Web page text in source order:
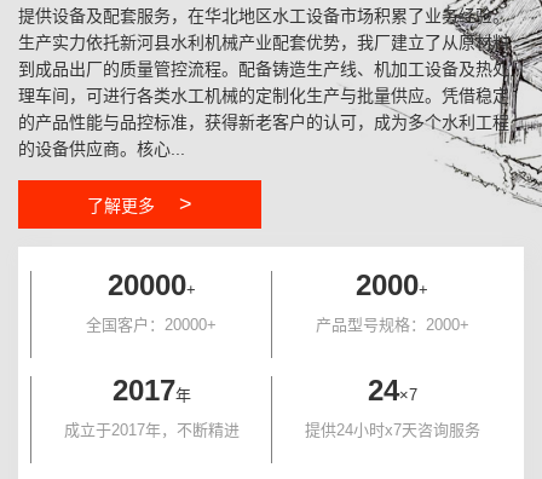
提供设备及配套服务，在华北地区水工设备市场积累了业务经验。
生产实力依托新河县水利机械产业配套优势，我厂建立了从原材料
到成品出厂的质量管控流程。配备铸造生产线、机加工设备及热处
理车间，可进行各类水工机械的定制化生产与批量供应。凭借稳定
的产品性能与品控标准，获得新老客户的认可，成为多个水利工程
的设备供应商。核心...
了解更多 >
20000+
全国客户：20000+
2000+
产品型号规格：2000+
2017年
成立于2017年，不断精进
24×7
提供24小时x7天咨询服务